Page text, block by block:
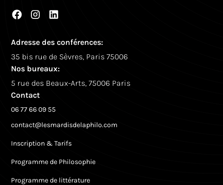
Adresse des conférences:
35 bis rue de Sèvres, Paris 75006
Nos bureaux:
5 rue des Beaux-Arts, 75006 Paris
Contact
06 77 66 09 55
contact@lesmardisdelaphilo.com
Inscription & Tarifs
Programme de Philosophie
Programme de littérature